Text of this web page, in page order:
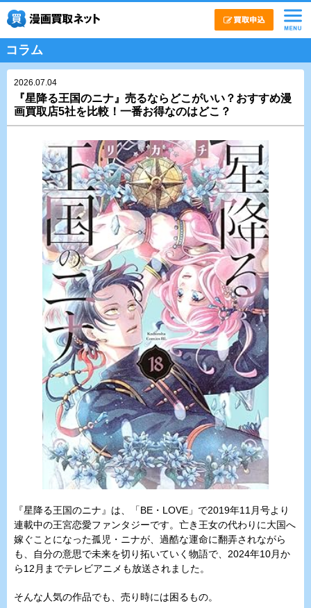
コラム
2026.07.04
『星降る王国のニナ』売るならどこがいい？おすすめ漫
画買取店5社を比較！一番お得なのはどこ？
『星降る王国のニナ』は、「BE・LOVE」で2019年11月号より
連載中の王宮恋愛ファンタジーです。亡き王女の代わりに大国へ
嫁ぐことになった孤児・ニナが、過酷な運命に翻弄されながら
も、自分の意思で未来を切り拓いていく物語で、2024年10月か
ら12月までテレビアニメも放送されました。
そんな人気の作品でも、売り時には困るもの。